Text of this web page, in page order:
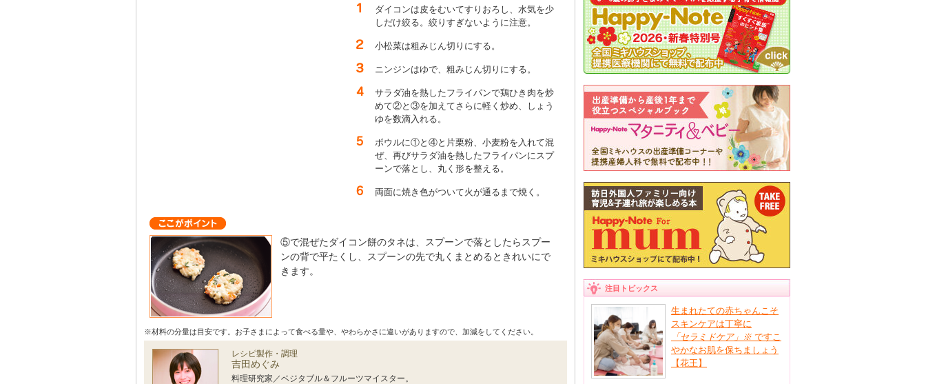
ダイコンは皮をむいてすりおろし、水気を少
しだけ絞る。絞りすぎないように注意。
小松菜は粗みじん切りにする。
ニンジンはゆで、粗みじん切りにする。
サラダ油を熱したフライパンで鶏ひき肉を炒
めて②と③を加えてさらに軽く炒め、しょう
ゆを数滴入れる。
ボウルに①と④と片栗粉、小麦粉を入れて混
ぜ、再びサラダ油を熱したフライパンにスプ
ーンで落とし、丸く形を整える。
両面に焼き色がついて火が通るまで焼く。
⑤で混ぜたダイコン餅のタネは、スプーンで落としたらスプー
ンの背で平たくし、スプーンの先で丸くまとめるときれいにで
きます。
※材料の分量は目安です。お子さまによって食べる量や、やわらかさに違いがありますので、加減をしてください。
レシピ製作・調理
吉田めぐみ
料理研究家／ベジタブル＆フルーツマイスター。
注目トピックス
生まれたての赤ちゃんこそ
スキンケアは丁寧に
「セラミドケア」 ※ ですこ
やかなお肌を保ちましょう
【花王】